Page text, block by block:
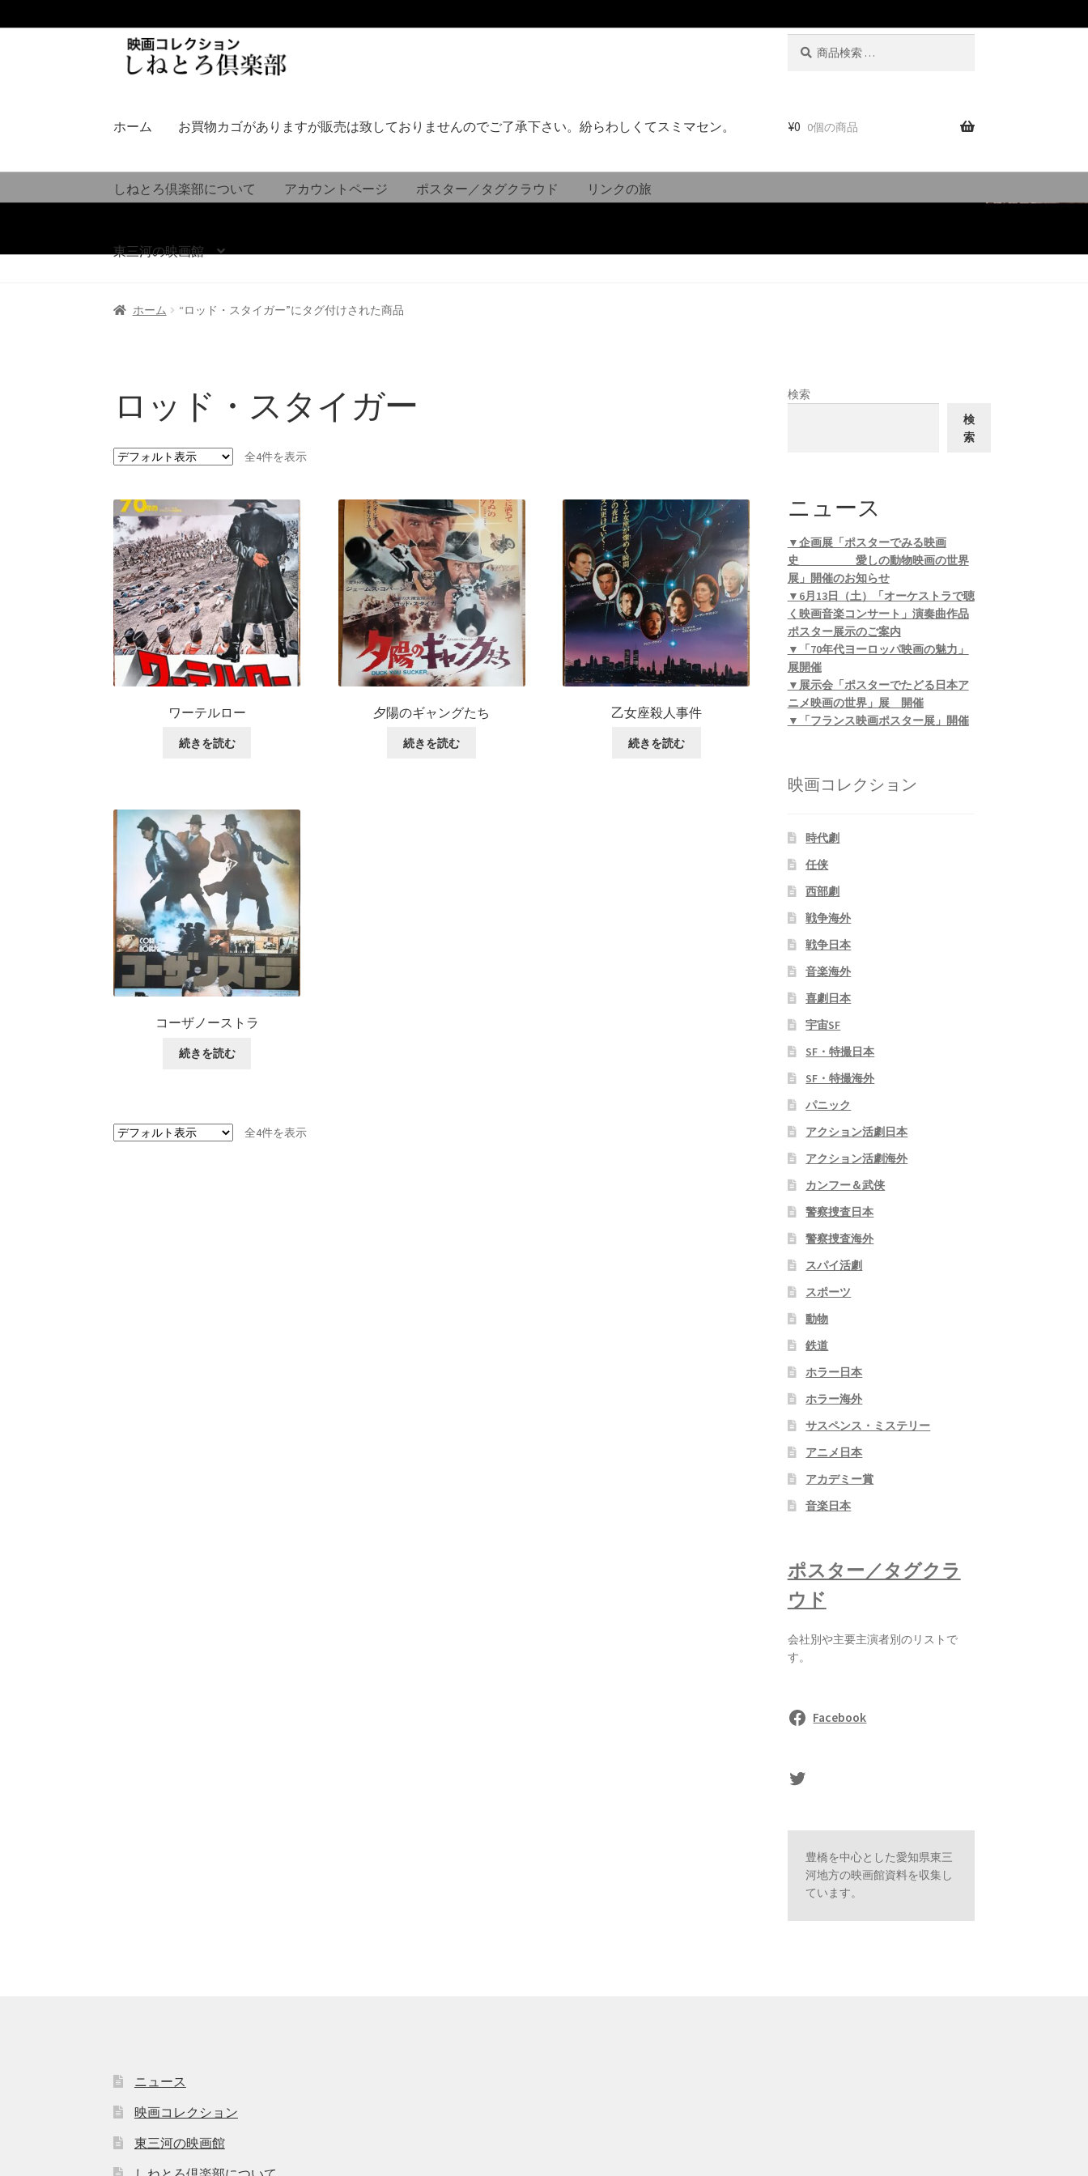
シ
へ
ス
ッ
ツ
キ
ッ
ホーム お買物カゴがありますが販売は致しておりませんのでご了承下さい。紛らわしくてスミマセン。
しねとろ倶楽部について アカウントページ ポスター／タグクラウド リンクの旅
東三河の映画館
¥0 0個の商品
ホーム “ロッド・スタイガー”にタグ付けされた商品
ロッド・スタイガー
全4件を表示
ワーテルロー
続きを読む
夕陽のギャングたち
続きを読む
乙女座殺人事件
続きを読む
コーザノーストラ
続きを読む
全4件を表示
検索
検
索
ニュース
▼企画展「ポスターでみる映画
史 愛しの動物映画の世界
展」開催のお知らせ
▼6月13日（土）「オーケストラで聴
く映画音楽コンサート」演奏曲作品
ポスター展示のご案内
▼「70年代ヨーロッパ映画の魅力」
展開催
▼展示会「ポスターでたどる日本ア
ニメ映画の世界」展 開催
▼「フランス映画ポスター展」開催
映画コレクション
時代劇
任侠
西部劇
戦争海外
戦争日本
音楽海外
喜劇日本
宇宙SF
SF・特撮日本
SF・特撮海外
パニック
アクション活劇日本
アクション活劇海外
カンフー＆武侠
警察捜査日本
警察捜査海外
スパイ活劇
スポーツ
動物
鉄道
ホラー日本
ホラー海外
サスペンス・ミステリー
アニメ日本
アカデミー賞
音楽日本
ポスター／タグクラ
ウド
会社別や主要主演者別のリストで
す。
Facebook
sasaki's Twitter
豊橋を中心とした愛知県東三
河地方の映画館資料を収集し
ています。
ニュース
映画コレクション
東三河の映画館